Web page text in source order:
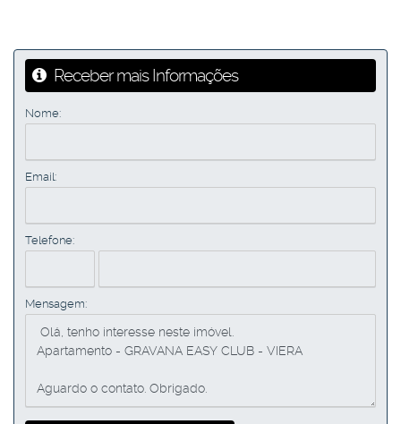
Receber mais Informações
Nome:
Email:
Telefone:
Mensagem: